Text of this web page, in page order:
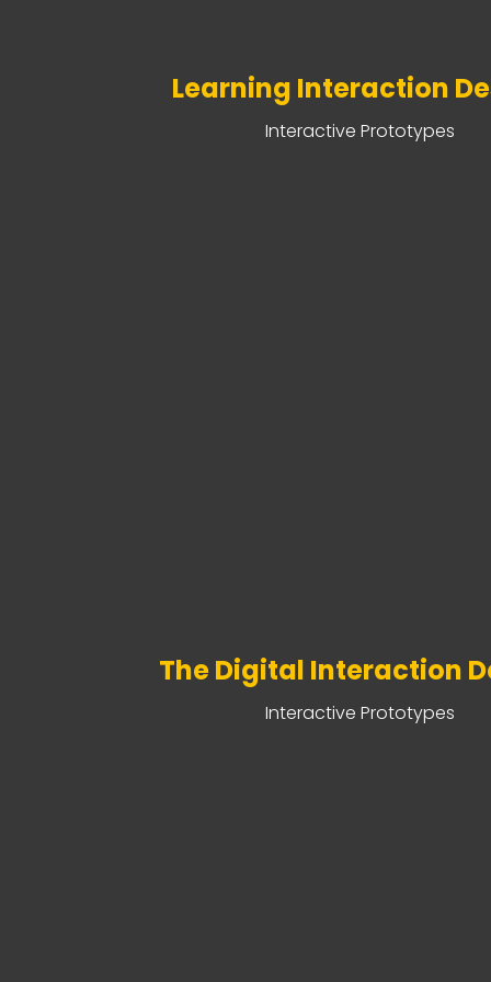
Learning Interaction
Interactive Prototypes
The Digital Interaction
Interactive Prototypes